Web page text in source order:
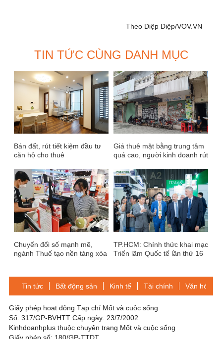
Theo Diệp Diệp/VOV.VN
TIN TỨC CÙNG DANH MỤC
Bán đất, rút tiết kiệm đầu tư
căn hộ cho thuê
Giá thuê mặt bằng trung tâm
quá cao, người kinh doanh rút
Chuyển đổi số mạnh mẽ,
ngành Thuế tạo nền tảng xóa
TP.HCM: Chính thức khai mạc
Triển lãm Quốc tế lần thứ 16
Tin tức Bất động sản Kinh tế Tài chính Văn hóa-
Giấy phép hoạt động Tạp chí Mốt và cuộc sống
Số: 317/GP-BVHTT Cấp ngày: 23/7/2002
Kinhdoanhplus thuộc chuyên trang Mốt và cuộc sống
Giấy phép số: 180/GP-TTDT